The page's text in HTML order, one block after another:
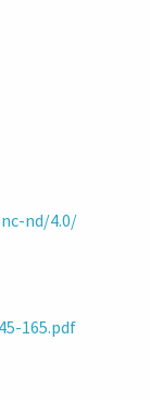
nd/4.0/
165.pdf